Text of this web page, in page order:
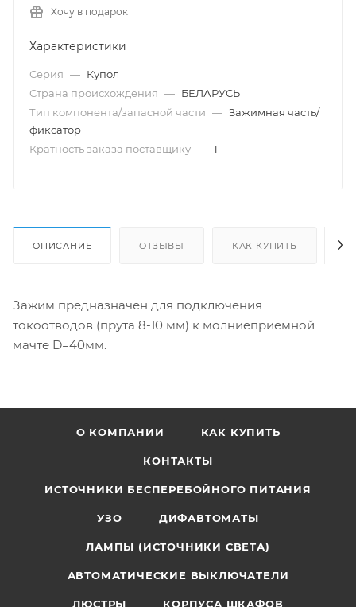
Хочу в подарок
Характеристики
Серия — Купол
Страна происхождения — БЕЛАРУСЬ
Тип компонента/запасной части — Зажимная часть/
фиксатор
Кратность заказа поставщику — 1
ОПИСАНИЕ ОТЗЫВЫ КАК КУПИТЬ
Зажим предназначен для подключения
токоотводов (прута 8-10 мм) к молниеприёмной
мачте D=40мм.
О КОМПАНИИ КАК КУПИТЬ
КОНТАКТЫ
ИСТОЧНИКИ БЕСПЕРЕБОЙНОГО ПИТАНИЯ
УЗО ДИФАВТОМАТЫ
ЛАМПЫ (ИСТОЧНИКИ СВЕТА)
АВТОМАТИЧЕСКИЕ ВЫКЛЮЧАТЕЛИ
ЛЮСТРЫ КОРПУСА ШКАФОВ